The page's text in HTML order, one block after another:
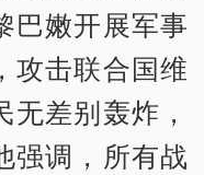
巴嫩开展军事
攻击联合国维
差别轰炸，
强调，所有战